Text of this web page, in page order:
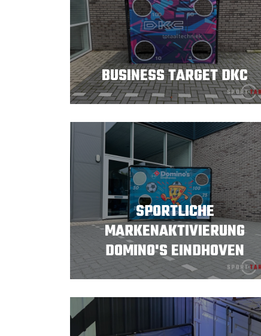
BUSINESS TARGET DKC
SPORTLICHE
MARKENAKTIVIERUNG
DOMINO'S EINDHOVEN